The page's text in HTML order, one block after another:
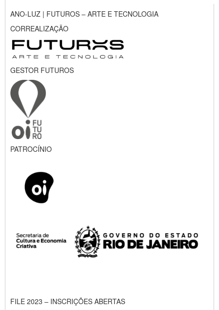
ANO-LUZ | FUTUROS – ARTE E TECNOLOGIA
CORREALIZAÇÃO
GESTOR FUTUROS
PATROCÍNIO
FILE 2023 – INSCRIÇÕES ABERTAS